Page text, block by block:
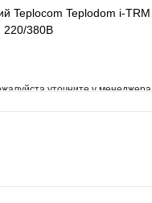
Teplocom Teplodom i-TRM
220/380В
уточните у менеджера
Сравнение
В корзину